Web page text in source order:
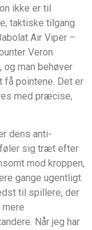
ikke er til
taktiske tilgang.
Air Viper –
Veron
man behøver
pointene. Det er
med præcise,
dens anti-
føler sig træt efter
mod kroppen,
gange ugentligt.
til spillere, der
Når jeg har